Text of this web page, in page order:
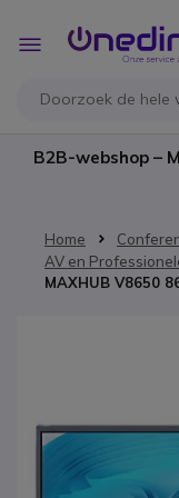
Toggle
Nav
B2B-webshop –
Home
AV en
MAXHUB V8650